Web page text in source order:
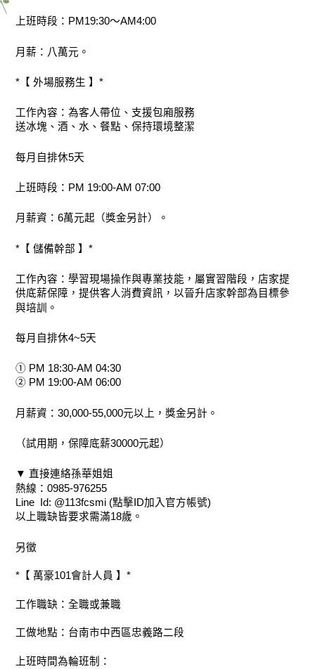
上班時段：PM19:30～AM4:00
月薪：八萬元。
*【 外場服務生 】*
工作內容：為客人帶位、支援包廂服務
送冰塊、酒、水、餐點、保持環境整潔
每月自排休5天
上班時段：PM 19:00-AM 07:00
月薪資：6萬元起（獎金另計）。
*【 儲備幹部 】*
工作內容：學習現場操作與專業技能，屬實習階段，店家提
供底薪保障，提供客人消費資訊，以晉升店家幹部為目標參
與培訓。
每月自排休4~5天
① PM 18:30-AM 04:30
② PM 19:00-AM 06:00
月薪資：30,000-55,000元以上，獎金另計。
（試用期，保障底薪30000元起）
▼ 直接連絡孫華姐姐
熱線：0985-976255
Line  Id: @113fcsmi (點擊ID加入官方帳號)
以上職缺皆要求需滿18歲。
另徵
*【 萬豪101會計人員 】*
工作職缺：全職或兼職
工做地點：台南市中西區忠義路二段
上班時間為輪班制：